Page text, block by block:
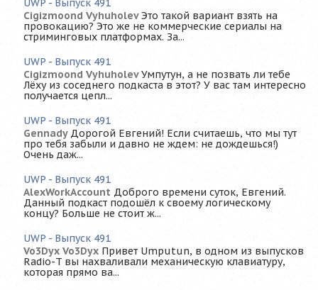
UWP - Выпуск 491
Cigizmoond Vyhuholev Это такой вариант взять на
провокацию? Это же не коммерческие сериалы на
стриминговых платформах. За...
UWP - Выпуск 491
Cigizmoond Vyhuholev Умпутун, а не позвать ли тебе
Лёху из соседнего подкаста в этот? У вас там интересно
получается цепл...
UWP - Выпуск 491
Gennady Дорогой Евгений! Если считаешь, что мы тут
про тебя забыли и давно не ждем: не дождешься!)
Очень даж...
UWP - Выпуск 491
AlexWorkAccount Доброго времени суток, Евгений.
Данный подкаст подошёл к своему логическому
концу? Больше не стоит ж...
UWP - Выпуск 491
Vo3Dyx Vo3Dyx Привет Umputun, в одном из выпусков
Radio-T вы нахваливали механическую клавиатуру,
которая прямо ва...